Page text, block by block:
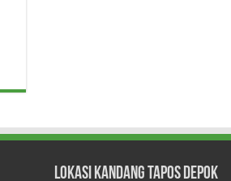
Lokasi Kandang Tapos Depok